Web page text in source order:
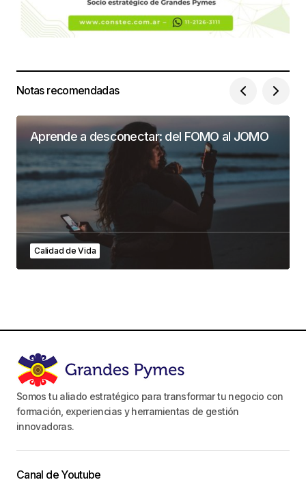
Notas recomendadas
Aprende a desconectar: del FOMO al JOMO
Calidad de Vida
Somos tu aliado estratégico para transformar tu negocio con
formación, experiencias y herramientas de gestión
innovadoras.
Canal de Youtube